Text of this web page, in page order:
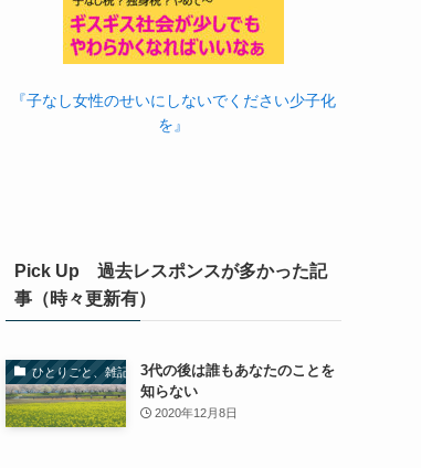
『子なし女性のせいにしないでください少子化
を』
Pick Up 過去レスポンスが多かった記
事（時々更新有）
ひとりごと、雑記
3代の後は誰もあなたのことを
知らない
2020年12月8日